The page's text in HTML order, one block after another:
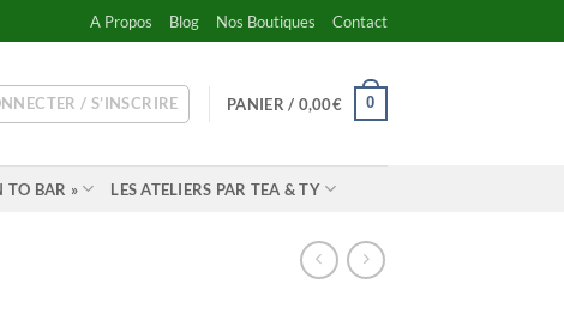
A Propos Blog Nos Boutiques Contact
/ S’INSCRIRE PANIER / 0,00€ 0
TO BAR » LES ATELIERS PAR TEA & TY